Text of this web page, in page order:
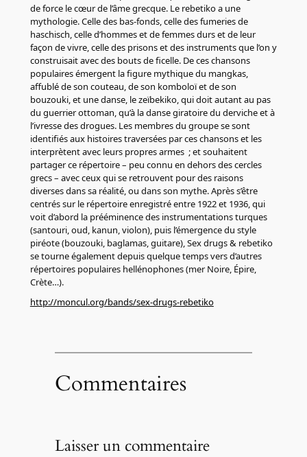
de force le cœur de l’âme grecque. Le rebetiko a une
mythologie. Celle des bas-fonds, celle des fumeries de
haschisch, celle d’hommes et de femmes durs et de leur
façon de vivre, celle des prisons et des instruments que l’on y
construisait avec des bouts de ficelle. De ces chansons
populaires émergent la figure mythique du mangkas,
affublé de son couteau, de son komboloï et de son
bouzouki, et une danse, le zeïbekiko, qui doit autant au pas
du guerrier ottoman, qu’à la danse giratoire du derviche et à
l’ivresse des drogues. Les membres du groupe se sont
identifiés aux histoires traversées par ces chansons et les
interprètent avec leurs propres armes ; et souhaitent
partager ce répertoire – peu connu en dehors des cercles
grecs – avec ceux qui se retrouvent pour des raisons
diverses dans sa réalité, ou dans son mythe. Après s’être
centrés sur le répertoire enregistré entre 1922 et 1936, qui
voit d’abord la prééminence des instrumentations turques
(santouri, oud, kanun, violon), puis l’émergence du style
piréote (bouzouki, baglamas, guitare), Sex drugs & rebetiko
se tourne également depuis quelque temps vers d’autres
répertoires populaires hellénophones (mer Noire, Épire,
Crète…).
http://moncul.org/bands/sex-drugs-rebetiko
Commentaires
Laisser un commentaire